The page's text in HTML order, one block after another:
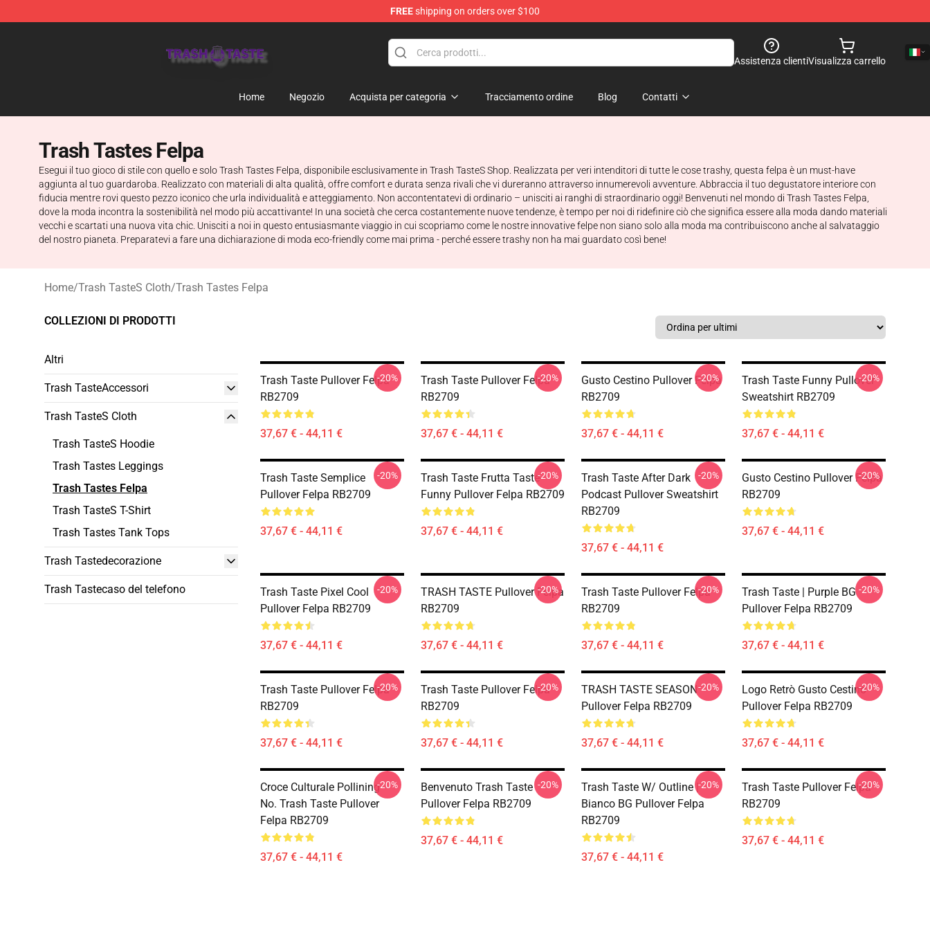
FREEshipping on orders over $100
Assistenza clientiVisualizza carrello
Home Negozio Acquista per categoria Tracciamento ordine Blog Contatti
Trash Tastes Felpa
Esegui il tuo gioco di stile con quello e solo Trash Tastes Felpa, disponibile esclusivamente in Trash TasteS Shop. Realizzata per veri intenditori di tutte le cose trashy, questa felpa è un must-have
aggiunta al tuo guardaroba. Realizzato con materiali di alta qualità, offre comfort e durata senza rivali che vi dureranno attraverso innumerevoli avventure. Abbraccia il tuo degustatore interiore con
fiducia mentre rovi questo pezzo iconico che urla individualità e atteggiamento. Non accontentatevi di ordinario – unisciti ai ranghi di straordinario oggi! Benvenuti nel mondo di Trash Tastes Felpa,
dove la moda incontra la sostenibilità nel modo più accattivante! In una società che cerca costantemente nuove tendenze, è tempo per noi di ridefinire ciò che significa essere alla moda dando materiali
vecchi e scartati una nuova vita chic. Unisciti a noi in questo entusiasmante viaggio in cui scopriamo come le nostre innovative felpe non siano solo alla moda ma contribuiscono anche al salvataggio
del nostro pianeta. Preparatevi a fare una dichiarazione di moda eco-friendly come mai prima - perché essere trashy non ha mai guardato così bene!
Home/Trash TasteS Cloth/Trash Tastes Felpa
COLLEZIONI DI PRODOTTI
Altri
Trash TasteAccessori
Trash TasteS Cloth
Trash TasteS Hoodie
Trash Tastes Leggings
Trash Tastes Felpa
Trash TasteS T-Shirt
Trash Tastes Tank Tops
Trash Tastedecorazione
Trash Tastecaso del telefono
Trash Taste Pullover Felpa
RB2709
37,67 € - 44,11 €
-20%
Trash Taste Pullover Felpa
RB2709
37,67 € - 44,11 €
-20%
Gusto Cestino Pullover Felpa
RB2709
37,67 € - 44,11 €
-20%
Trash Taste Funny Pullover
Sweatshirt RB2709
37,67 € - 44,11 €
-20%
Trash Taste Semplice
Pullover Felpa RB2709
37,67 € - 44,11 €
-20%
Trash Taste Frutta Taste-
Funny Pullover Felpa RB2709
37,67 € - 44,11 €
-20%
Trash Taste After Dark
Podcast Pullover Sweatshirt
RB2709
37,67 € - 44,11 €
-20%
Gusto Cestino Pullover Felpa
RB2709
37,67 € - 44,11 €
-20%
Trash Taste Pixel Cool
Pullover Felpa RB2709
37,67 € - 44,11 €
-20%
TRASH TASTE Pullover Felpa
RB2709
37,67 € - 44,11 €
-20%
Trash Taste Pullover Felpa
RB2709
37,67 € - 44,11 €
-20%
Trash Taste | Purple BG
Pullover Felpa RB2709
37,67 € - 44,11 €
-20%
Trash Taste Pullover Felpa
RB2709
37,67 € - 44,11 €
-20%
Trash Taste Pullover Felpa
RB2709
37,67 € - 44,11 €
-20%
TRASH TASTE SEASON
Pullover Felpa RB2709
37,67 € - 44,11 €
-20%
Logo Retrò Gusto Cestino
Pullover Felpa RB2709
37,67 € - 44,11 €
-20%
Croce Culturale Pollining -
No. Trash Taste Pullover
Felpa RB2709
37,67 € - 44,11 €
-20%
Benvenuto Trash Taste
Pullover Felpa RB2709
37,67 € - 44,11 €
-20%
Trash Taste W/ Outline |
Bianco BG Pullover Felpa
RB2709
37,67 € - 44,11 €
-20%
Trash Taste Pullover Felpa
RB2709
37,67 € - 44,11 €
-20%